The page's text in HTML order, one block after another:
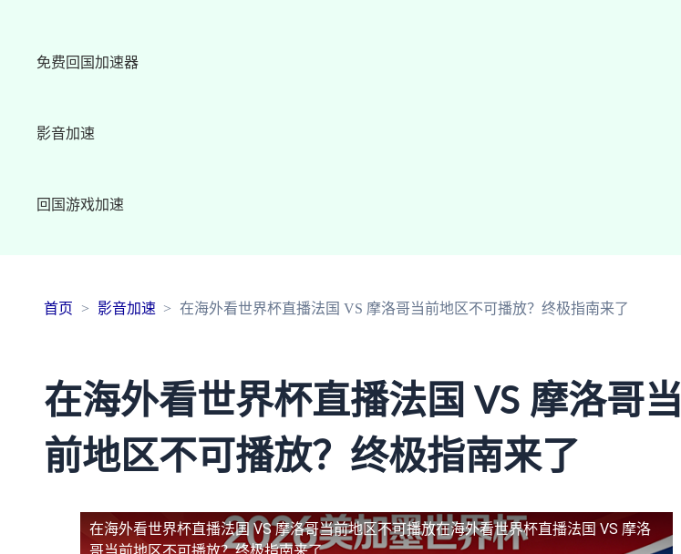
免费回国加速器
影音加速
回国游戏加速
首页 影音加速 在海外看世界杯直播法国 VS 摩洛哥当前地区不可播放？终极指南来了
在海外看世界杯直播法国 VS 摩洛哥当
前地区不可播放？终极指南来了
在海外看世界杯直播法国 VS 摩洛哥当前地区不可播放在海外看世界杯直播法国 VS 摩洛